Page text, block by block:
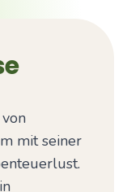
mit seiner